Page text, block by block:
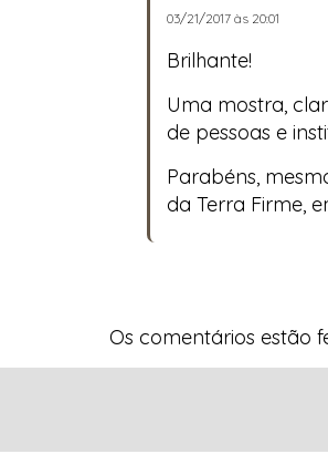
03/21/2017 às 20:01
Brilhante!
Uma mostra,
de pessoas e
Parabéns,
da Terra Firme,
Os comentários estão